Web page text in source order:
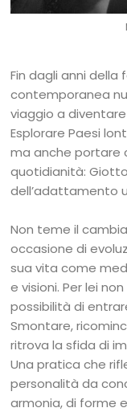
Fin dagli anni della
contemporanea
viaggio a
Esplorare Paesi
ma anche portare
quotidianità:
dell’adattamento
Non teme il
occasione di
sua vita come
e visioni. Per lei
possibilità di
Smontare,
ritrova la sfida di
Una pratica che
personalità da
armonia, di forme